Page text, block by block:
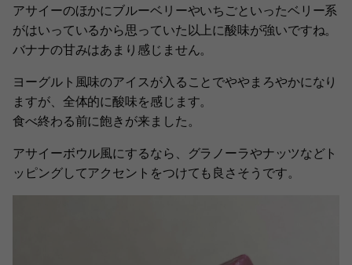
アサイーのほかにブルーベリーやいちごといったベリー系
がはいっているから思っていた以上に酸味が強いですね。
バナナの甘みはあまり感じません。
ヨーグルト風味のアイスが入ることでややまろやかになり
ますが、全体的に酸味を感じます。
食べ終わる前に飽きが来ました。
アサイーボウル風にするなら、グラノーラやナッツなどト
ッピングしてアクセントをつけても良さそうです。